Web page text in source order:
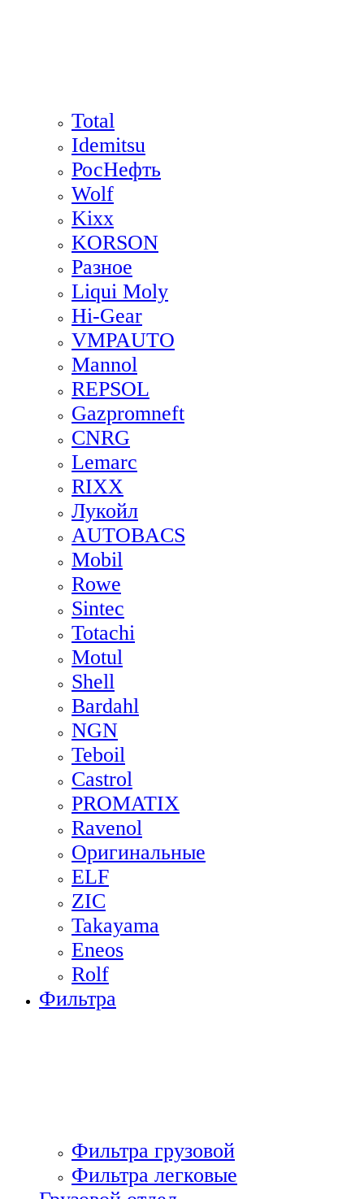
Total
Idemitsu
РосНефть
Wolf
Kixx
KORSON
Разное
Liqui Moly
Hi-Gear
VMPAUTO
Mannol
REPSOL
Gazpromneft
CNRG
Lemarc
RIXX
Лукойл
AUTOBACS
Mobil
Rowe
Sintec
Totachi
Motul
Shell
Bardahl
NGN
Teboil
Castrol
PROMATIX
Ravenol
Оригинальные
ELF
ZIC
Takayama
Eneos
Rolf
Фильтра
Фильтра грузовой
Фильтра легковые